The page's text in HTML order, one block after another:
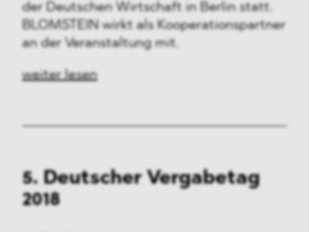
der Deutschen Wirtschaft in Berlin statt.
BLOMSTEIN wirkt als Kooperationspartner
an der Veranstaltung mit.
weiter lesen
5. Deutscher Vergabetag
2018